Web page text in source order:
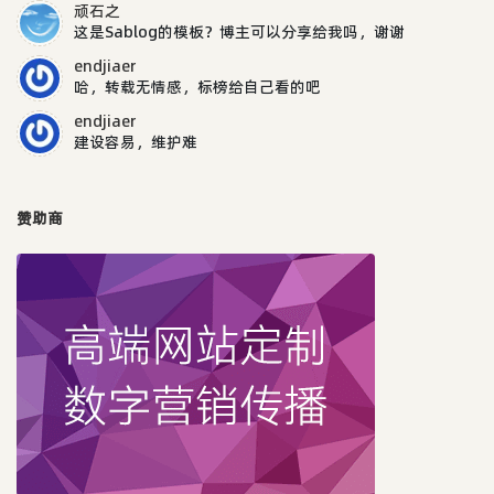
顽石之
这是Sablog的模板？博主可以分享给我吗，谢谢
endjiaer
哈，转载无情感，标榜给自己看的吧
endjiaer
建设容易，维护难
赞助商